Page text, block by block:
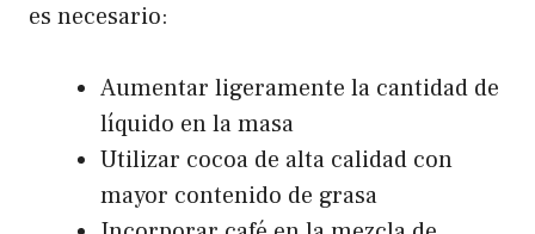
es necesario:
Aumentar ligeramente la cantidad de
líquido en la masa
Utilizar cocoa de alta calidad con
mayor contenido de grasa